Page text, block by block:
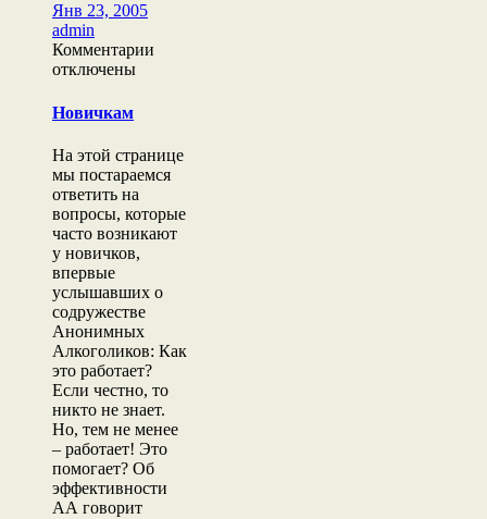
Янв 23, 2005
admin
Комментарии
отключены
Новичкам
На этой странице
мы постараемся
ответить на
вопросы, которые
часто возникают
у новичков,
впервые
услышавших о
содружестве
Анонимных
Алкоголиков: Как
это работает?
Если честно, то
никто не знает.
Но, тем не менее
– работает! Это
помогает? Об
эффективности
АА говорит